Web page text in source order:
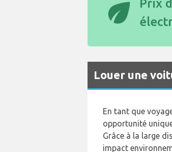
eco
Prix
Louer une
En tant que
opportunité
Grâce à la large
impact